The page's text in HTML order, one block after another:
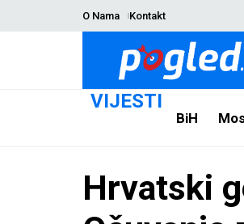
O Nama Kontakt
VIJESTI
BiH
Hrvatski